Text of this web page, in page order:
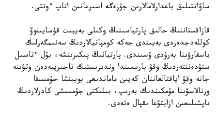
ساۋاتتىلىق باعدارلامالارىن جۇزەگە اسىرعانىن اتاپ ءوتتى.
قازاقستاننىڭ حالىق پارتياسىنىڭ وكىلى بەيبىت قۇسايىنوۆ
كوللەدجدەردى بەيىندى جەكە كومپانيالاردىڭ سەنىمگەرلىك
باسقارۋىنا بەرۋدى ۇسىندى. پارتيانىڭ پىكىرىنشە، بۇل ءتاسىل
ستۋدەنتتەردىڭ وقۋ بارىسىندا وندىرىستىك تاجىريبەدەن وتۋىنە
جانە وقۋ اياقتالعاننان كەيىن ماماندىعى بويىنشا جۇمىسقا
ورنالاسۋىنا مۇمكىندىك بەرىپ، بىلىكتى جۇمىسشى كادرلاردىڭ
تاپشىلىعىن ازايتۋعا ىقپال ەتەدى.